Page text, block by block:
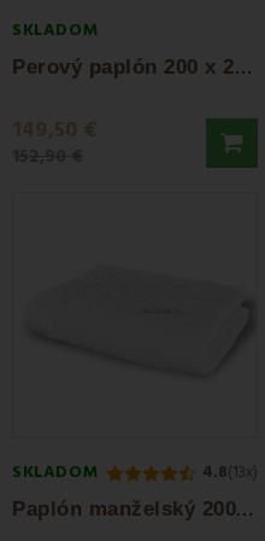
SKLADOM
P
erový paplón 200 x 220 3,20 kg EMI
149,50 €
SKLADOM 4.8(13x)
P
aplón manželský 200 x 220 300 g/m² EMI